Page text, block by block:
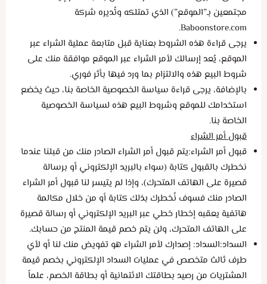
مجتمعين بـ”الموقع”) الذي تمتلكه وتُديره شركة
Baboonstore.com
.
يرجى قراءة هذه الشروط بعناية قبل متابعة عملية الشراء عبر
الموقع، يُعد إرسالك لأمر الشراء عبر الموقع موافقة منك على
شروط البيع هذه والالتزام بما ورد فيها بأثر فوري.
بالإضافة، يرجى قراءة سياسة الخصوصية الخاصة بنا، حيث يخضع
استخدامك للموقع وشروط البيع هذه لسياسة الخصوصية
الخاصة بنا.
قبول أمر الشراء
قبول أمر الشراء:يتم قبول أمر الشراء الصادر منك من قبلنا عندما
نخطرك بالقبول كتابة (سواء بالبريد الإلكتروني أو برسالة
قصيرة على الهاتف المتحرك)، وإذا لم يتيسر لنا قبول أمر الشراء
الصادر منك فسوف نُخطرك بذلك كتابة أو من خلال مكالمة
هاتفية يعقبه إخطار خطي عبر البريد الإلكتروني أو رسالة قصيرة
على الهاتف المتحرك، ولن يتم خصم قيمة المنتج من حسابك.
السداد:السداد: إصدارك لأمر الشراء هو تفويض منك لنا أو لأي
طرف ثالث متخصص في عمليات السداد الإلكتروني بخصم قيمة
المشتريات من رصيد بطاقتك الائتمانية أو بطاقة الخصم، علماً